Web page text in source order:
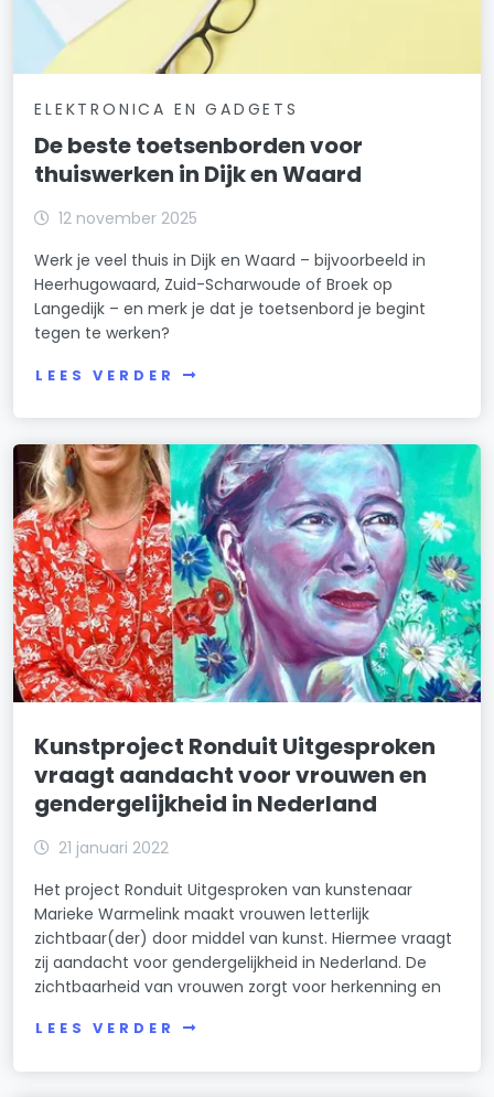
ELEKTRONICA EN GADGETS
De beste toetsenborden voor
thuiswerken in Dijk en Waard
12 november 2025
Werk je veel thuis in Dijk en Waard – bijvoorbeeld in
Heerhugowaard, Zuid-Scharwoude of Broek op
Langedijk – en merk je dat je toetsenbord je begint
tegen te werken?
LEES VERDER
Kunstproject Ronduit Uitgesproken
vraagt aandacht voor vrouwen en
gendergelijkheid in Nederland
21 januari 2022
Het project Ronduit Uitgesproken van kunstenaar
Marieke Warmelink maakt vrouwen letterlijk
zichtbaar(der) door middel van kunst. Hiermee vraagt
zij aandacht voor gendergelijkheid in Nederland. De
zichtbaarheid van vrouwen zorgt voor herkenning en
LEES VERDER